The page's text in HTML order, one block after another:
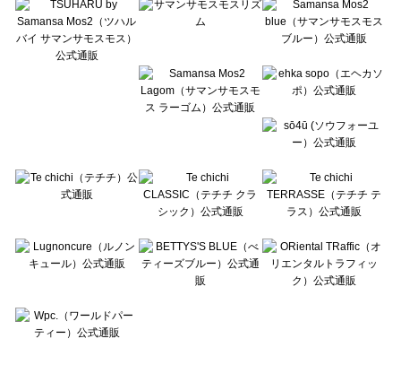
Lugnoncure（ルノンキュール）のカットソー一覧
BETTY'S BLUE（べティーズブルー）のカットソー一覧
Wpc.（ワールドパーティー）のカットソー一覧